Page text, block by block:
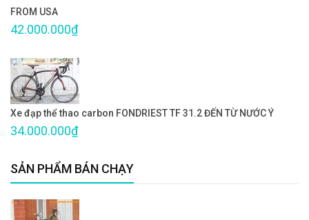
FROM USA
42.000.000₫
Xe đạp thể thao carbon FONDRIEST TF 31.2 ĐẾN TỪ NƯỚC Ý
34.000.000₫
SẢN PHẨM BÁN CHẠY